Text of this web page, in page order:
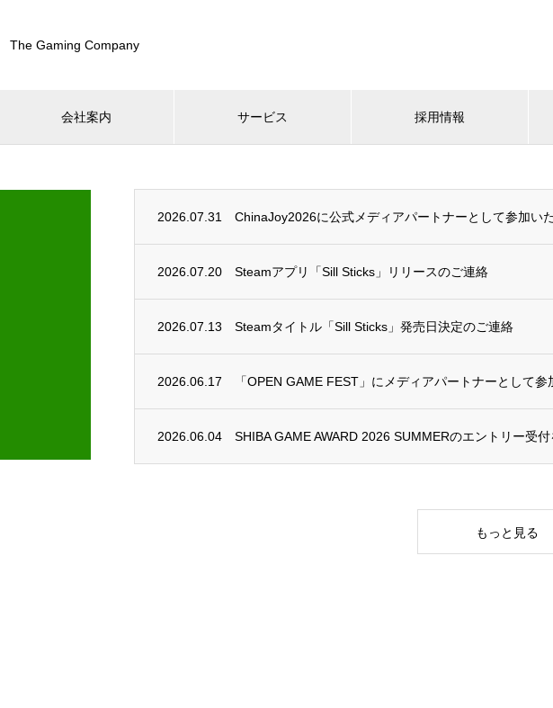
The Gaming Company
会社案内 サービス 採用情報
2026.07.31 ChinaJoy2026に公式メディアパートナーとして参加いた
2026.07.20 Steamアプリ「Sill Sticks」リリースのご連絡
2026.07.13 Steamタイトル「Sill Sticks」発売日決定のご連絡
2026.06.17 「OPEN GAME FEST」にメディアパートナーとして参
2026.06.04 SHIBA GAME AWARD 2026 SUMMERのエントリー受
もっと見る